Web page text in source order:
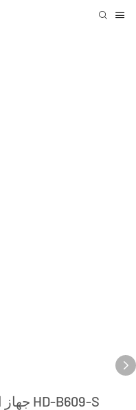
جهاز اختبار الشد المؤازر المحوسب HD-B609-S